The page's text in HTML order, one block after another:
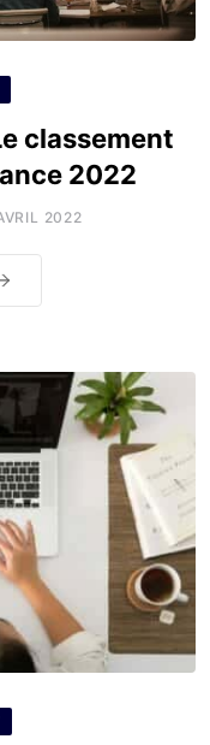
classement
2022
2022